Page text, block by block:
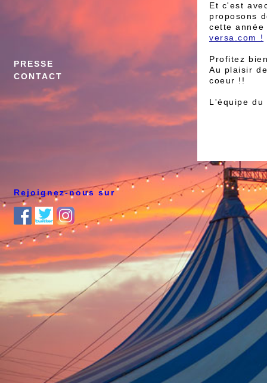
PRESSE
CONTACT
Rejoignez-nous sur
Et c'est
proposons
cette
versa.com !
Profitez
Au plaisir
coeur !!
L'équipe du